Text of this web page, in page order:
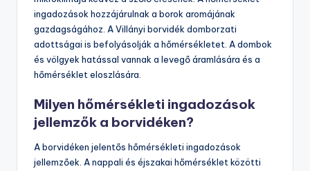
ingadozások hozzájárulnak a borok aromájának
gazdagságához. A Villányi borvidék domborzati
adottságai is befolyásolják a hőmérsékletet. A dombok
és völgyek hatással vannak a levegő áramlására és a
hőmérséklet eloszlására.
Milyen hőmérsékleti ingadozások
jellemzők a borvidéken?
A borvidéken jelentős hőmérsékleti ingadozások
jellemzőek. A nappali és éjszakai hőmérséklet közötti